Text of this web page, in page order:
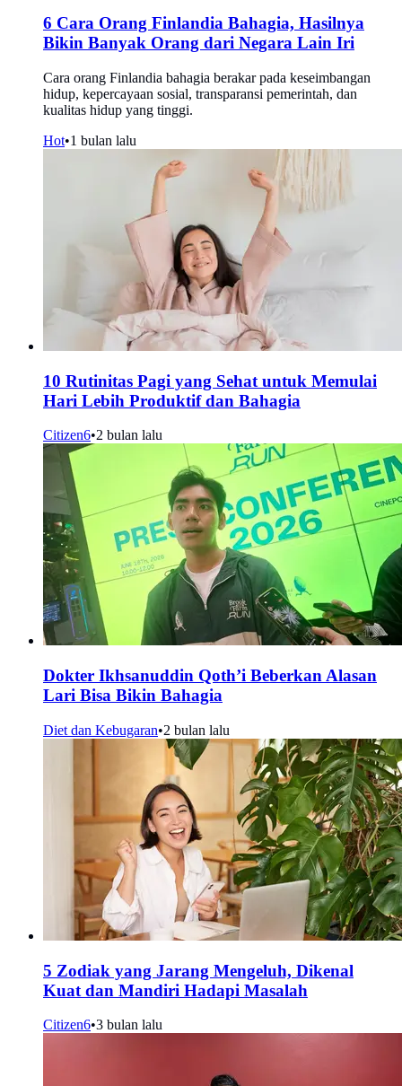
6 Cara Orang Finlandia Bahagia, Hasilnya
Bikin Banyak Orang dari Negara Lain Iri
Cara orang Finlandia bahagia berakar pada keseimbangan
hidup, kepercayaan sosial, transparansi pemerintah, dan
kualitas hidup yang tinggi.
Hot•1 bulan lalu
10 Rutinitas Pagi yang Sehat untuk Memulai
Hari Lebih Produktif dan Bahagia
Citizen6•2 bulan lalu
Dokter Ikhsanuddin Qoth’i Beberkan Alasan
Lari Bisa Bikin Bahagia
Diet dan Kebugaran•2 bulan lalu
5 Zodiak yang Jarang Mengeluh, Dikenal
Kuat dan Mandiri Hadapi Masalah
Citizen6•3 bulan lalu